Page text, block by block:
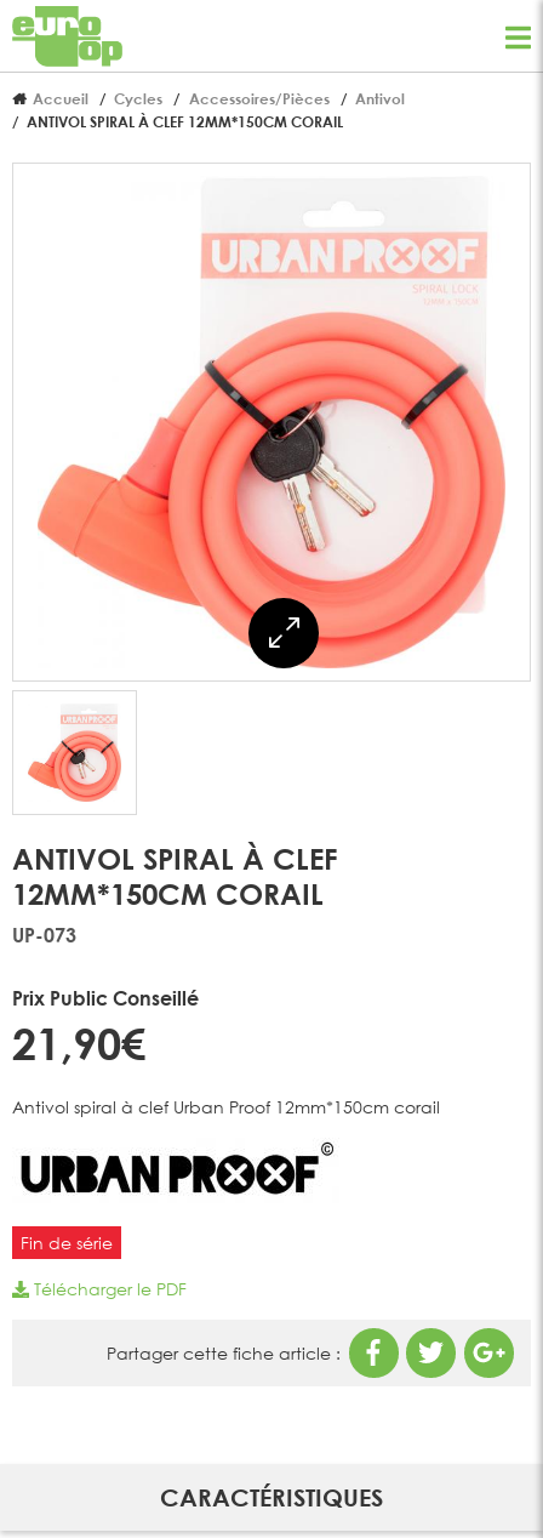
Accueil Cycles Accessoires/Pièces
Antivol
ANTIVOL SPIRAL À CLEF 12MM*150CM CORAIL
ANTIVOL SPIRAL À CLEF
12MM*150CM CORAIL
UP-073
Prix Public Conseillé
21,90€
Antivol spiral à clef Urban Proof 12mm*150cm corail
Fin de série
Télécharger le PDF
Partager cette fiche article :
CARACTÉRISTIQUES